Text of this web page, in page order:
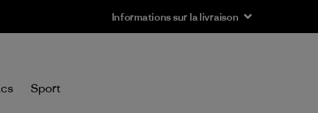
Informations sur la livraison
Sport